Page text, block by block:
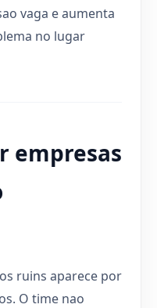
vaga e aumenta
no lugar
empresas
ruins aparece por
O time nao